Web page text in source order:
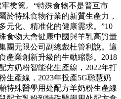
樊篱。“特殊食物不是普互市
於特殊食物行業的新質生產力，
元化、精准化的健康需求。”10
食物大會健康中國與羊乳高質量
團无限公司副總裁杜管利說。這
產業創新升級的生動縮影。2018
方奶粉智能化生產線，2022年打
生產線，2023年投產5G聪慧奶
特殊醫學用处配方羊奶粉生產線